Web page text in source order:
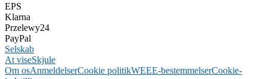
EPS
Klarna
Przelewy24
PayPal
Selskab
At viseSkjule
Om osAnmeldelserCookie politikWEEE-bestemmelserCookie-